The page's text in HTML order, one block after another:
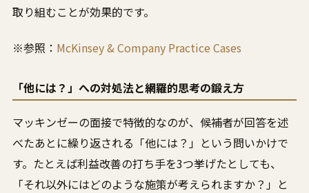
取り組むことが効果的です。
※参照： McKinsey & Company Practice Cases
「他には？」への対処法と網羅的思考の鍛え方
マッキンゼーの面接で特徴的なのが、候補者が回答を述
べたあとに繰り返される「他には？」という問いかけで
す。たとえば利益改善の打ち手を3つ挙げたとしても、
「それ以外にはどのような施策が考えられますか？」と